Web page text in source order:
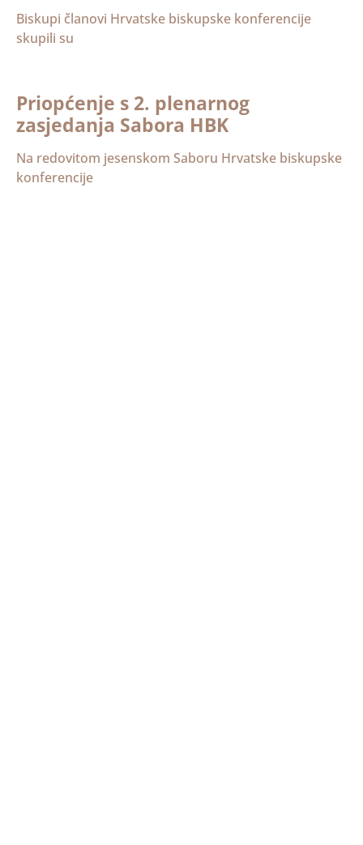
Biskupi članovi Hrvatske biskupske konferencije
skupili su
Priopćenje s 2. plenarnog
zasjedanja Sabora HBK
Na redovitom jesenskom Saboru Hrvatske biskupske
konferencije